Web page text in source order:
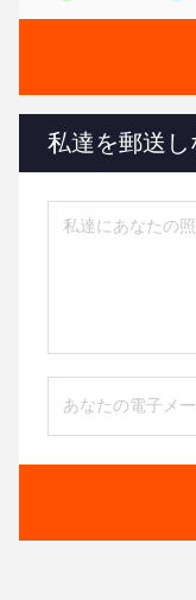
私達を郵送し